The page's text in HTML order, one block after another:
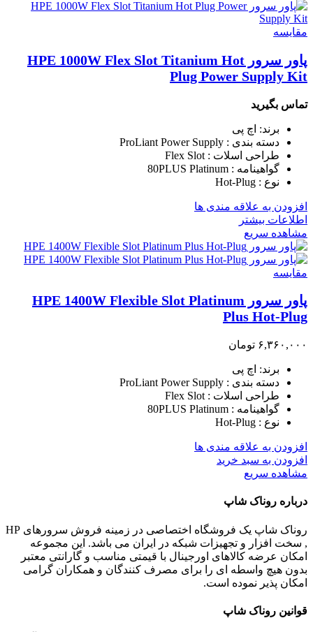
مقایسه
پاور سرور HPE 1000W Flex Slot Titanium Hot
Plug Power Supply Kit
تماس بگیرید
برند: اچ پی
دسته بندی : ProLiant Power Supply
طراحی اسلات : Flex Slot
گواهینامه : 80PLUS Platinum
نوع : Hot-Plug
افزودن به علاقه مندی ها
اطلاعات بیشتر
مشاهده سریع
مقایسه
پاور سرور HPE 1400W Flexible Slot Platinum
Plus Hot-Plug
۶,۳۶۰,۰۰۰ تومان
برند: اچ پی
دسته بندی : ProLiant Power Supply
طراحی اسلات : Flex Slot
گواهینامه : 80PLUS Platinum
نوع : Hot-Plug
افزودن به علاقه مندی ها
افزودن به سبد خرید
مشاهده سریع
درباره روناک شاپ
روناک شاپ یک فروشگاه اختصاصی در زمینه فروش سرورهای HP
, سخت افزار و تجهیزات شبکه در ایران می باشد. این مجموعه
امکان عرضه کالاهای اورجینال با قیمتی مناسب و گارانتی معتبر
بدون هیچ واسطه ای را برای مصرف کنندگان و همکاران گرامی
امکان پذیر نموده است.
قوانین روناک شاپ